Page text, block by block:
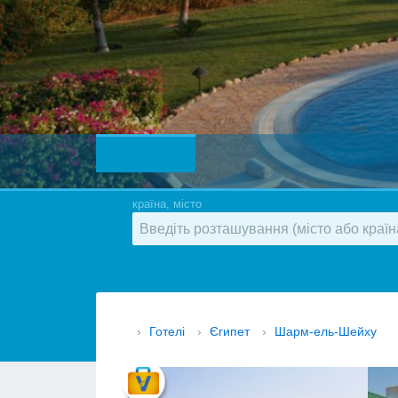
країна, місто
› Готелі › Єгипет › Шарм-ель-Шейху